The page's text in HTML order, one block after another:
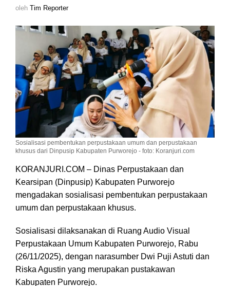
oleh Tim Reporter
Sosialisasi pembentukan perpustakaan umum dan perpustakaan
khusus dari Dinpusip Kabupaten Purworejo - foto: Koranjuri.com
KORANJURI.COM – Dinas Perpustakaan dan
Kearsipan (Dinpusip) Kabupaten Purworejo
mengadakan sosialisasi pembentukan perpustakaan
umum dan perpustakaan khusus.
Sosialisasi dilaksanakan di Ruang Audio Visual
Perpustakaan Umum Kabupaten Purworejo, Rabu
(26/11/2025), dengan narasumber Dwi Puji Astuti dan
Riska Agustin yang merupakan pustakawan
Kabupaten Purworejo.